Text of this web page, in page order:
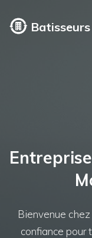
Batisseurs
Bienvenue
confiance pour